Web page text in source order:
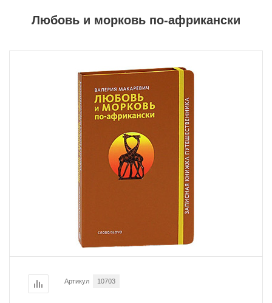
Любовь и морковь по-африкански
Артикул 10703